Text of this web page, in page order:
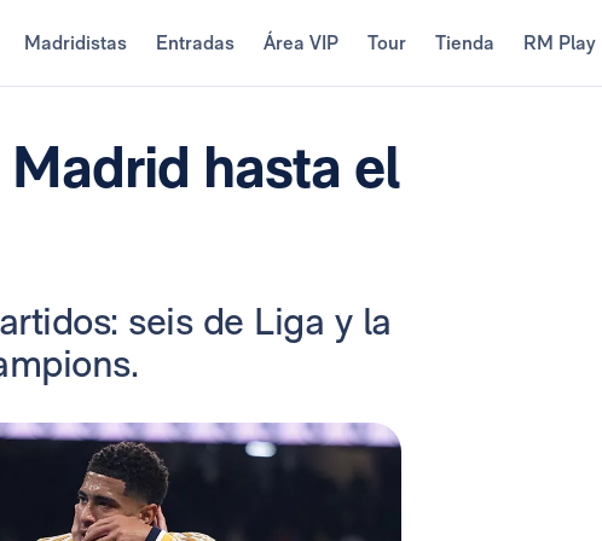
Madridistas Entradas Área VIP Tour Tienda RM Play
hasta el
seis de Liga y la